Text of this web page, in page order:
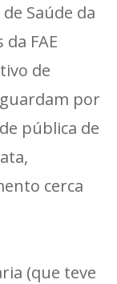
Saúde da
FAE
de
por
pública de
cerca
(que teve